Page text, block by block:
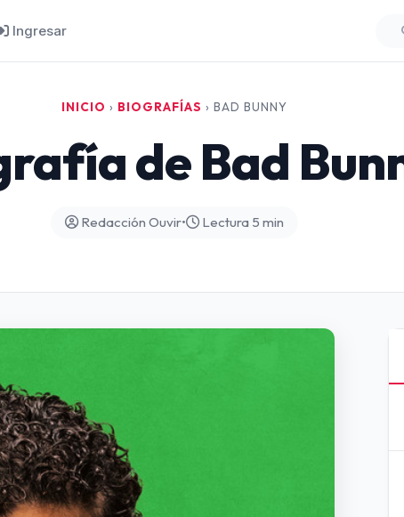
Ingresar
INICIO › BIOGRAFÍAS › BAD BUNNY
de Bad
Redacción Ouvir• Lectura 5 min